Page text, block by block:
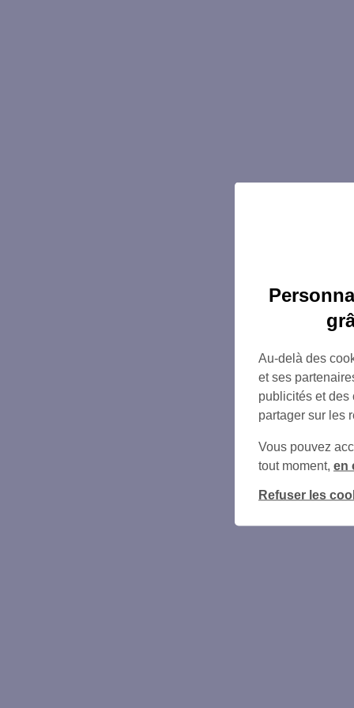
Au-delà des
et ses
publicités et des
partager sur les
Vous pouvez
tout moment, en
Refuser les